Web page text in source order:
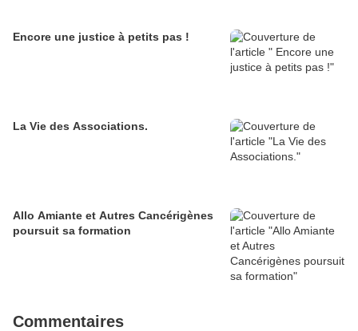
Encore une justice à petits pas !
La Vie des Associations.
Allo Amiante et Autres Cancérigènes
poursuit sa formation
Commentaires